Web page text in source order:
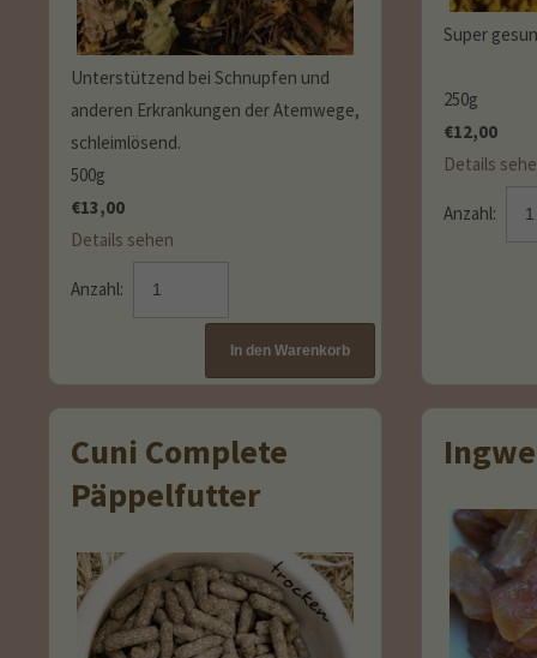
Unterstützend bei Schnupfen und
anderen Erkrankungen der Atemwege,
schleimlösend.
500g
€13,00
Details sehen
Anzahl:
Super
250g
€12,00
Details
Anzahl:
Cuni Complete
Päppelfutter